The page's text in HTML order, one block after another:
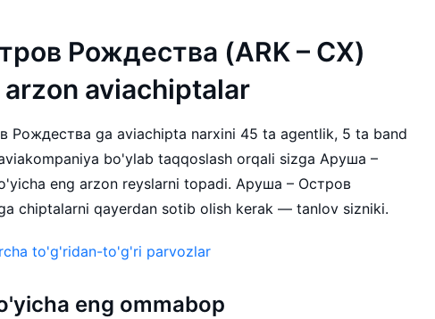
Рождества (ARK – CX)
aviachiptalar
Рождества ga aviachipta narxini 45 ta agentlik, 5 ta band
bo'ylab taqqoslash orqali sizga Аруша –
eng arzon reyslarni topadi. Аруша – Остров
chiptalarni qayerdan sotib olish kerak — tanlov sizniki.
to'g'ridan-to'g'ri parvozlar
eng ommabop